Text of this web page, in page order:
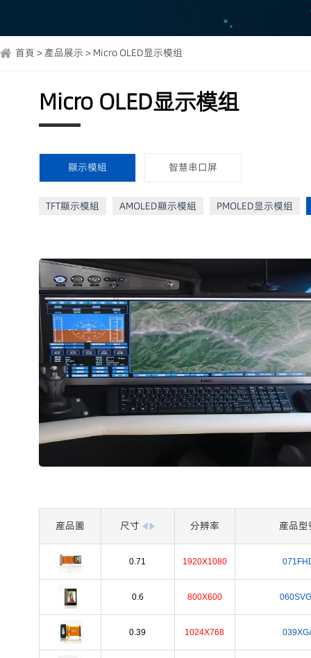
首頁 > 產品展示 > Micro OLED显示模组
Micro OLED显示模组
顯示模組 智慧串口屏
TFT顯示模組 AMOLED顯示模組 PMOLED显示模组
産品圖 尺寸 分辨率 産品型
0.71 1920X1080
0.6 800X600
0.39 1024X768